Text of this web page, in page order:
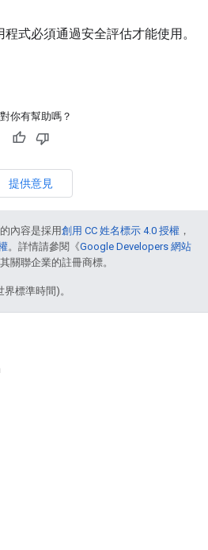
式必須通過安全評估才能使用。
你有幫助嗎？
提供意見
內容是採用創用 CC 姓名標示 4.0 授權 ，
。詳情請參閱《Google Developers 網站
關聯企業的註冊商標。
標準時間)。